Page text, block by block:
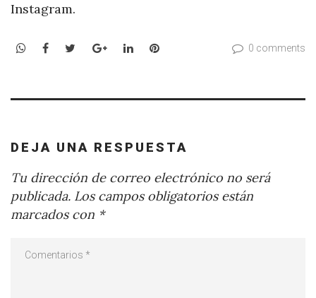
Instagram.
WhatsApp
Facebook
TwitterGoogle+LinkedInPinterest 0 comments
DEJA UNA RESPUESTA
Tu dirección de correo electrónico no será
publicada. Los campos obligatorios están
marcados con *